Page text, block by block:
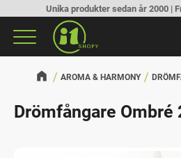
Meny
Unika produkter sedan år 2000 |
AROMA & HARMONY
Drömfångare Ombré